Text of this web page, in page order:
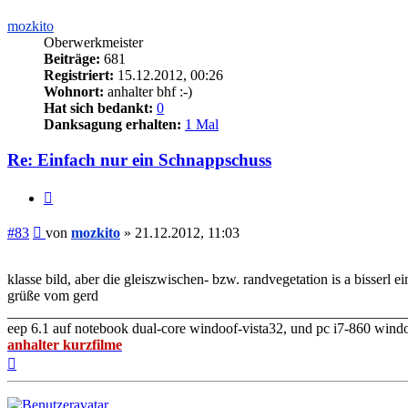
mozkito
Oberwerkmeister
Beiträge: 681
Registriert: 15.12.2012, 00:26
Wohnort: anhalter bhf :-)
Hat sich bedankt: 0
Danksagung erhalten: 1 Mal
Re: Einfach nur ein Schnappschuss
#83 Beitrag
von mozkito » 21.12.2012, 11:03
klasse bild, aber die gleiszwischen- bzw. randvegetation is a bisserl
grüße vom gerd
eep 6.1 auf notebook dual-core windoof-vista32, und pc i7-860
anhalter kurzfilme